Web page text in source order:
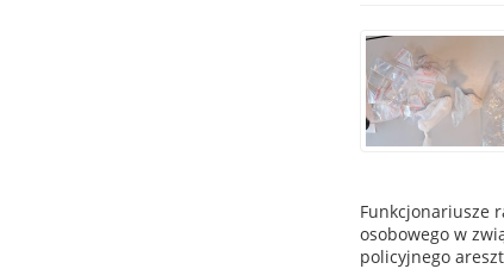
Funkcjonariusze
osobowego w
policyjnego